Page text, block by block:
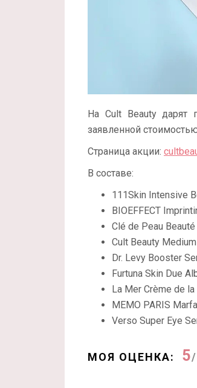
На Cult Beauty дарят
заявленной
Страница акции:
В составе:
111Skin Intensive
BIOEFFECT
Clé de Peau
Cult Beauty
Dr. Levy Booster
Furtuna Skin Due
La Mer Crème de
MEMO PARIS
Verso Super Eye
МОЯ ОЦЕНКА: 5